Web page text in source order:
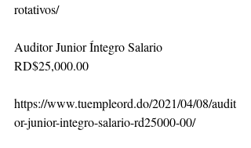
rotativos/
Auditor Junior Íntegro Salario
RD$25,000.00
https://www.tuempleord.do/2021/04/08/audit
or-junior-integro-salario-rd25000-00/